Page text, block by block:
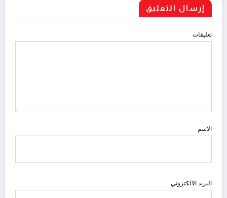
إرسال التعليق
تعليقات
الاسم
البريد الالكتروني